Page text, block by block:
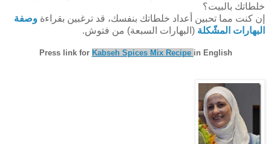
خلطاتك بالبيت؟
إن كنت مما تحبين أعداد خلطاتك بنفسك، قد ترغبين بقراءة وصفة
البهارات المشّكلة (البهارات السبعة) من فتوش.
Press link for Kabseh Spices Mix Recipe in English